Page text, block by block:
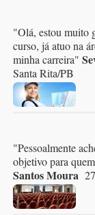
"Olá, estou muito
curso, já atuo na
minha carreira"
Santa Rita/PB
"Pessoalmente
objetivo para
Santos Moura